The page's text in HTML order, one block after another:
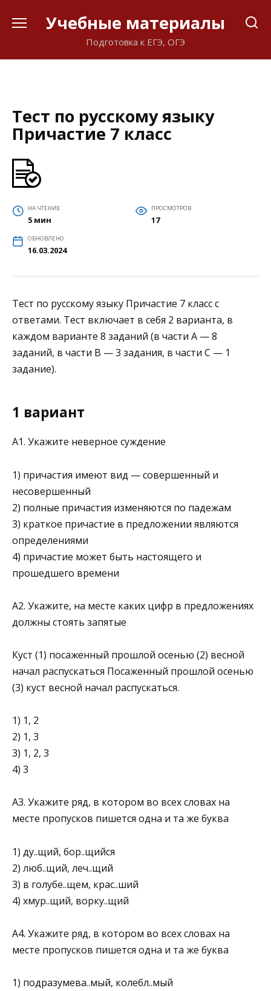
Учебные материалы
Подготовка к ЕГЭ, ОГЭ
Тест по русскому языку
Причастие 7 класс
НА ЧТЕНИЕ
5 мин
ПРОСМОТРОВ
17
ОБНОВЛЕНО
16.03.2024
Тест по русскому языку Причастие 7 класс с
ответами. Тест включает в себя 2 варианта, в
каждом варианте 8 заданий (в части А — 8
заданий, в части В — 3 задания, в части С — 1
задание).
1 вариант
A1. Укажите неверное суждение
1) причастия имеют вид — совершенный и
несовершенный
2) полные причастия изменяются по падежам
3) краткое причастие в предложении являются
определениями
4) причастие может быть настоящего и
прошедшего времени
А2. Укажите, на месте каких цифр в предложениях
должны стоять запятые
Куст (1) посаженный прошлой осенью (2) весной
начал распускаться Посаженный прошлой осенью
(3) куст весной начал распускаться.
1) 1, 2
2) 1, 3
3) 1, 2, 3
4) 3
А3. Укажите ряд, в котором во всех словах на
месте пропусков пишется одна и та же буква
1) ду..щий, бор..щийся
2) люб..щий, леч..щий
3) в голубе..щем, крас..ший
4) хмур..щий, ворку..щий
А4. Укажите ряд, в котором во всех словах на
месте пропусков пишется одна и та же буква
1) подразумева..мый, колебл..мый